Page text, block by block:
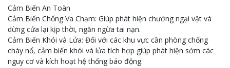
Cảm Biến An Toàn
Cảm Biến Chống Va Chạm: Giúp phát hiện chướng ngại vật và
dừng cửa lại kịp thời, ngăn ngừa tai nạn.
Cảm Biến Khói và Lửa: Đối với các khu vực cần phòng chống
cháy nổ, cảm biến khói và lửa tích hợp giúp phát hiện sớm các
nguy cơ và kích hoạt hệ thống báo động.